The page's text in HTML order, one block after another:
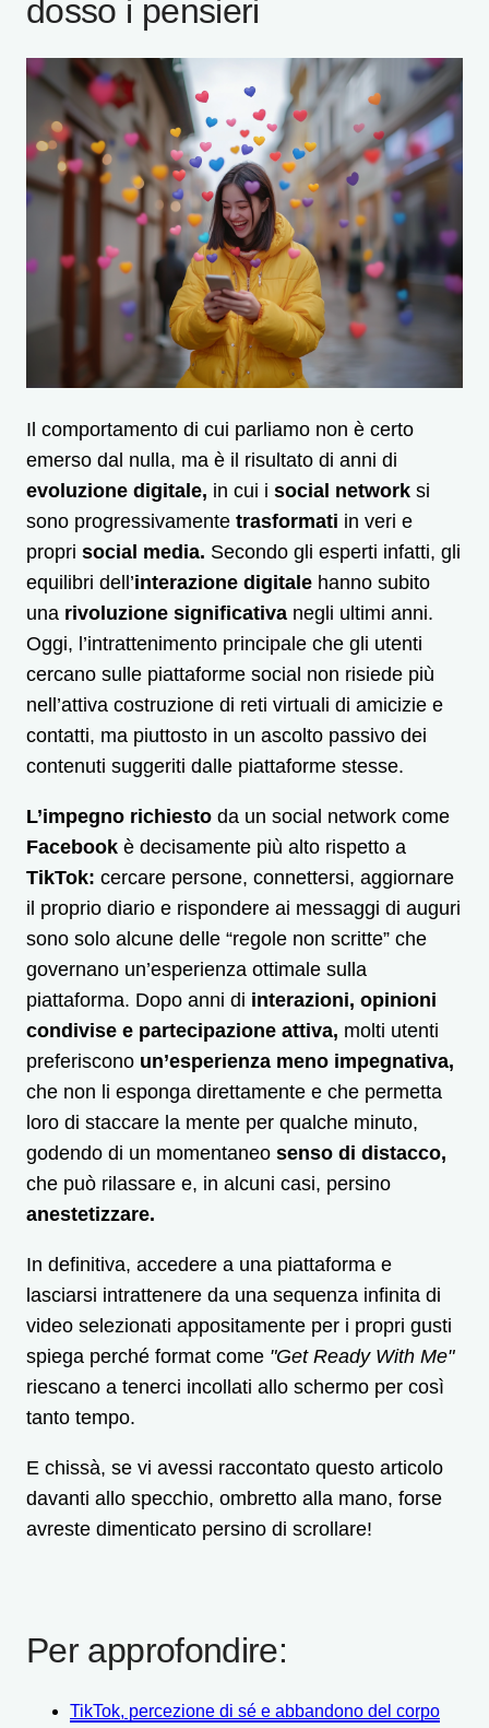
dosso i pensieri
Il comportamento di cui parliamo non è certo
emerso dal nulla, ma è il risultato di anni di
evoluzione digitale, in cui i social network si
sono progressivamente trasformati in veri e
propri social media. Secondo gli esperti infatti, gli
equilibri dell’interazione digitale hanno subito
una rivoluzione significativa negli ultimi anni.
Oggi, l’intrattenimento principale che gli utenti
cercano sulle piattaforme social non risiede più
nell’attiva costruzione di reti virtuali di amicizie e
contatti, ma piuttosto in un ascolto passivo dei
contenuti suggeriti dalle piattaforme stesse.
L’impegno richiesto da un social network come
Facebook è decisamente più alto rispetto a
TikTok: cercare persone, connettersi, aggiornare
il proprio diario e rispondere ai messaggi di auguri
sono solo alcune delle “regole non scritte” che
governano un’esperienza ottimale sulla
piattaforma. Dopo anni di interazioni, opinioni
condivise e partecipazione attiva, molti utenti
preferiscono un’esperienza meno impegnativa,
che non li esponga direttamente e che permetta
loro di staccare la mente per qualche minuto,
godendo di un momentaneo senso di distacco,
che può rilassare e, in alcuni casi, persino
anestetizzare.
In definitiva, accedere a una piattaforma e
lasciarsi intrattenere da una sequenza infinita di
video selezionati appositamente per i propri gusti
spiega perché format come "Get Ready With Me"
riescano a tenerci incollati allo schermo per così
tanto tempo.
E chissà, se vi avessi raccontato questo articolo
davanti allo specchio, ombretto alla mano, forse
avreste dimenticato persino di scrollare!
Per approfondire:
TikTok, percezione di sé e abbandono del corpo